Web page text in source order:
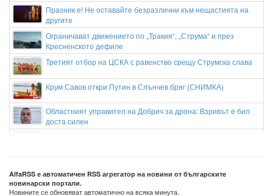
Празник е! Не оставайте безразлични към нещастията на
другите
Ограничават движението по „Тракия“, „Струма“ и през
Кресненското дефиле
Третият отбор на ЦСКА с равенство срещу Струмска слава
Крум Савов откри Путин в Слънчев бряг (СНИМКА)
Областният управител на Добрич за дрона: Взривът е бил
доста силен
Путин готви нов ход? Зеленски предупреди за тайна
мобилизация
AlfaRSS е автоматичен RSS агрегатор на новини от българските
новинарски портали.
Новините се обновяват автоматично на всяка минута.